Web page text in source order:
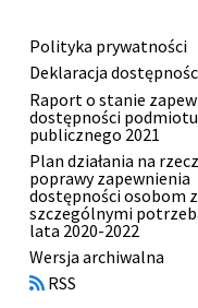
Menu
stopki
Polityka prywatności
Deklaracja
Raport o stanie
dostępności podmiotu
publicznego 2021
Plan działania na rzecz
poprawy zapewnienia
dostępności osobom
szczególnymi
lata 2020-2022
Otworzy
się
w
Wersja archiwalna
RSS